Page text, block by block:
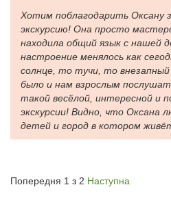
Хотим поблагодарить Оксану
экскурсию! Она просто
находила общий язык с нашей
настроение менялось как
солнце, то тучи, то
было и нам взрослым
такой весёлой, интересной и
экскурсии! Видно, что Оксана
детей и город в котором
Попередня 1 з 2 Наступна